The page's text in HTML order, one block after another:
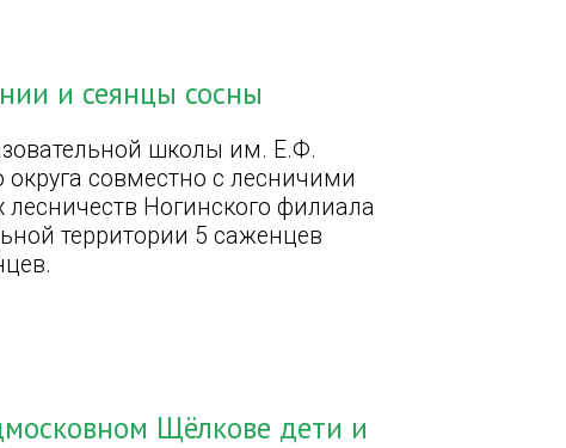
и сеянцы сосны
школы им. Е.Ф.
совместно с лесничими
лесничеств Ногинского филиала
территории 5 саженцев
Щёлкове дети и